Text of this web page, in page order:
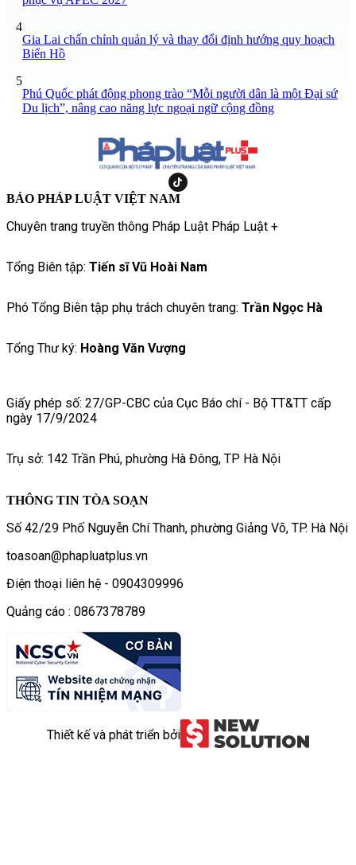
4
Gia Lai chấn chỉnh quản lý và thay đổi định hướng quy hoạch
Biển Hồ
5
Phú Quốc phát động phong trào “Mỗi người dân là một Đại sứ
Du lịch”, nâng cao năng lực ngoại ngữ cộng đồng
BÁO PHÁP LUẬT VIỆT NAM
Chuyên trang truyền thông Pháp Luật Pháp Luật +
Tổng Biên tập: Tiến sĩ Vũ Hoài Nam
Phó Tổng Biên tập phụ trách chuyên trang: Trần Ngọc Hà
Tổng Thư ký: Hoàng Văn Vượng
Giấy phép số: 27/GP-CBC của Cục Báo chí - Bộ TT&TT cấp
ngày 17/9/2024
Trụ sở: 142 Trần Phú, phường Hà Đông, TP Hà Nội
THÔNG TIN TÒA SOẠN
Số 42/29 Phố Nguyễn Chí Thanh, phường Giảng Võ, TP. Hà Nội
toasoan@phapluatplus.vn
Điện thoại liên hệ - 0904309996
Quảng cáo : 0867378789
Thiết kế và phát triển bởi